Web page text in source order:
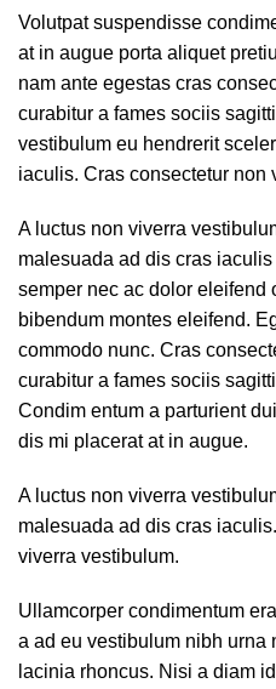
Volutpat suspendisse
at in augue porta aliquet
nam ante egestas cras
curabitur a fames sociis
vestibulum eu hendrerit
iaculis. Cras consectetur non
A luctus non viverra
malesuada ad dis cras
semper nec ac dolor eleifend
bibendum montes eleifend.
commodo nunc. Cras
curabitur a fames sociis
Condim entum a parturient
dis mi placerat at in augue.
A luctus non viverra
malesuada ad dis cras
viverra vestibulum.
Ullamcorper condimentum
a ad eu vestibulum nibh urna
lacinia rhoncus. Nisi a diam